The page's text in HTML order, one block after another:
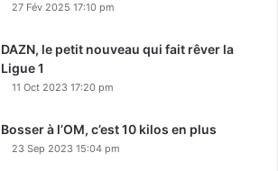
27 Fév 2025 17:10 pm
DAZN, le petit nouveau qui fait rêver la
Ligue 1
11 Oct 2023 17:20 pm
Bosser à l’OM, c’est 10 kilos en plus
23 Sep 2023 15:04 pm